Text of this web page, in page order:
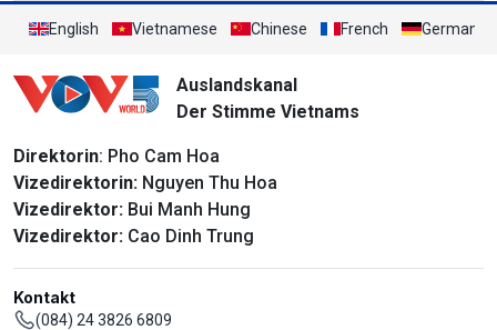
English Vietnamese Chinese French German
Auslandskanal
Der Stimme Vietnams
Direktorin: Pho Cam Hoa
Vizedirektorin: Nguyen Thu Hoa
Vizedirektor: Bui Manh Hung
Vizedirektor: Cao Dinh Trung
Kontakt
(084) 24 3826 6809